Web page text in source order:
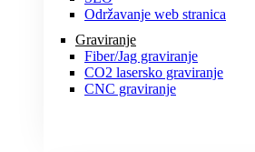
Održavanje web stranica
Graviranje
Fiber/Jag graviranje
CO2 lasersko graviranje
CNC graviranje